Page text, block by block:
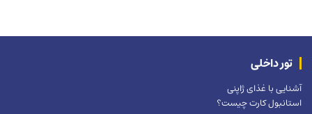
تور داخلی
آشنایی با غذای ژاپنی
استانبول کارت چیست؟